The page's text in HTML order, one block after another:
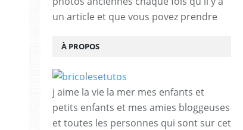
un article et que vous povez prendre
À PROPOS
j aime la vie la mer mes enfants et
petits enfants et mes amies bloggeuses
et toutes les personnes qui sont sur cet